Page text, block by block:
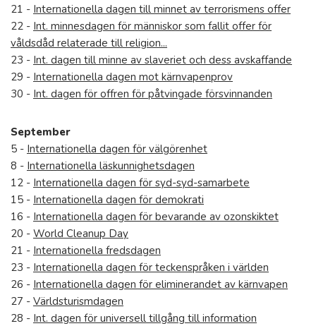
21 - Internationella dagen till minnet av terrorismens offer
22 - Int. minnesdagen för människor som fallit offer för
våldsdåd relaterade till religion...
23 - Int. dagen till minne av slaveriet och dess avskaffande
29 - Internationella dagen mot kärnvapenprov
30 - Int. dagen för offren för påtvingade försvinnanden
September
5 - Internationella dagen för välgörenhet
8 - Internationella läskunnighetsdagen
12 - Internationella dagen för syd-syd-samarbete
15 - Internationella dagen för demokrati
16 - Internationella dagen för bevarande av ozonskiktet
20 - World Cleanup Day
21 - Internationella fredsdagen
23 - Internationella dagen för teckenspråken i världen
26 - Internationella dagen för eliminerandet av kärnvapen
27 - Världsturismdagen
28 - Int. dagen för universell tillgång till information